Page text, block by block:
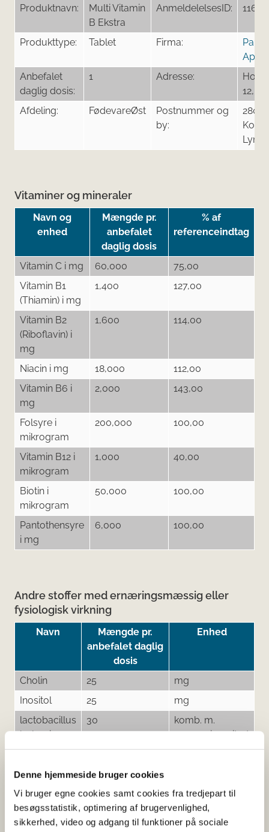
Denne hjemmeside bruger cookies
Vi bruger egne cookies samt cookies fra tredjepart til
besøgsstatistik, optimering af brugervenlighed,
sikkerhed, video og adgang til funktioner på sociale
Produktnavn:
Multi Vitamin
B Ekstra
AnmeldelelsesID: 11678
Produkttype: Tablet Firma:
ApS
Anbefalet
daglig dosis:
1 Adresse:
12, 3.
Afdeling:
FødevareØst
Postnummer og
by:
2800
Vitaminer og mineraler
Navn og
enhed
Mængde pr.
anbefalet
daglig dosis
% af
referenceindtag
Vitamin C i mg 60,000
75,00
Vitamin B1
(Thiamin) i mg
1,400 127,00
Vitamin B2
(Riboflavin) i
mg
1,600 114,00
Niacin i mg 18,000
112,00
Vitamin B6 i
mg
2,000 143,00
Folsyre i
mikrogram
200,000 100,00
Vitamin B12 i
mikrogram
1,000 40,00
Biotin i
mikrogram
50,000 100,00
Pantothensyre
i mg
6,000 100,00
Andre stoffer med ernæringsmæssig eller
fysiologisk virkning
Navn
Mængde pr.
anbefalet daglig
dosis
Enhed
Cholin 25
mg
Inositol
25
mg
lactobacillus
bulgaricus
30
komb. m.
magnesiumcitrat
Tilsætningsstoffer og aromaer
Navn
Funktion af tilsætning